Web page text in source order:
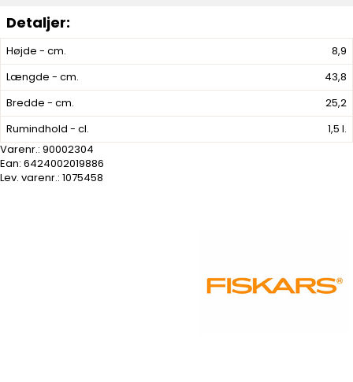
Højde - cm.
8,9
Længde - cm.
43,8
Bredde - cm.
25,2
Rumindhold - cl.
1,5 l.
Varenr.: 90002304
Ean: 6424002019886
Lev. varenr.: 1075458